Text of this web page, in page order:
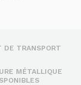
DE TRANSPORT
MÉTALLIQUE